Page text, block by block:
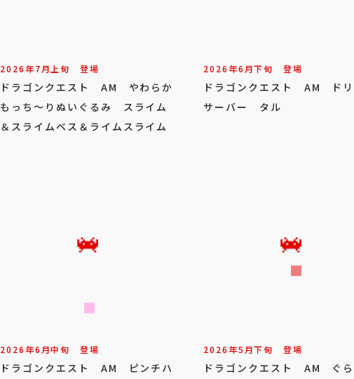
2026年7月上旬 登場
ドラゴンクエスト AM やわらか
もっち～りぬいぐるみ スライム
＆スライムベス＆ライムスライム
2026年6月下旬 登場
ドラゴンクエスト AM ド
サーバー タル
2026年6月中旬 登場
ドラゴンクエスト AM ピンチハ
2026年5月下旬 登場
ドラゴンクエスト AM ぐ